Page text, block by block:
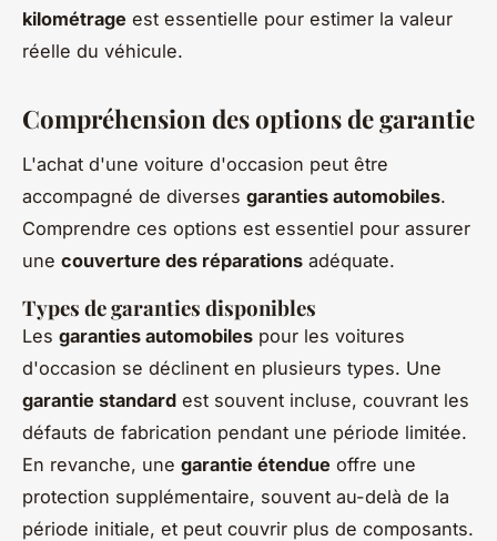
kilométrage est essentielle pour estimer la valeur
réelle du véhicule.
Compréhension des options de garantie
L'achat d'une voiture d'occasion peut être
accompagné de diverses garanties automobiles.
Comprendre ces options est essentiel pour assurer
une couverture des réparations adéquate.
Types de garanties disponibles
Les garanties automobiles pour les voitures
d'occasion se déclinent en plusieurs types. Une
garantie standard est souvent incluse, couvrant les
défauts de fabrication pendant une période limitée.
En revanche, une garantie étendue offre une
protection supplémentaire, souvent au-delà de la
période initiale, et peut couvrir plus de composants.